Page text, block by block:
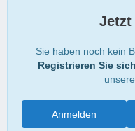
Jetzt
Sie haben noch kein
Registrieren Sie
Anmelden